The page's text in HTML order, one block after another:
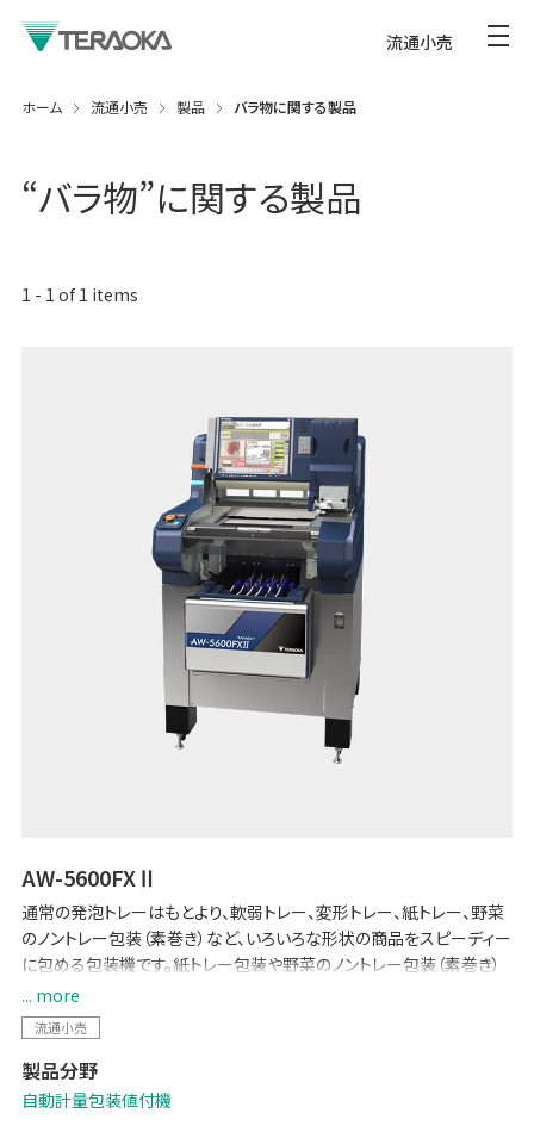
流通小売
ホーム 流通小売 製品 バラ物に関する製品
“バラ物”に関する製品
1 - 1 of1 items
AW-5600FXⅡ
通常の発泡トレーはもとより、軟弱トレー、変形トレー、紙トレー、野菜
のノントレー包装（素巻き）など、いろいろな形状の商品をスピーディー
に包める包装機です。紙トレー包装や野菜のノントレー包装（素巻き）
でフィルムの使用量を必要最低限に抑え、プラスチック使用の抑制に
も貢献します。
従来モデルから「ボタンや文字が大きく見やすい15インチ大画面」
「Wi-Fi子機を標準搭載することで、マスター管理のための配線工事が
不要に」など、各種機能を強化。POSとのデータ連携で生鮮バックルー
... more
流通小売
製品分野
自動計量包装値付機